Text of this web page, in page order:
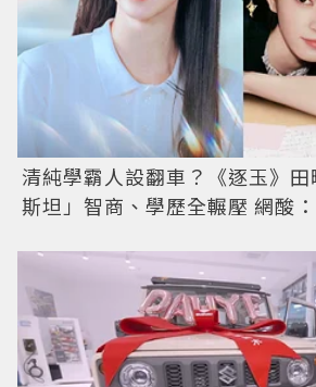
清純學霸人設翻車？《逐玉》
斯坦」智商、學歷全輾壓 網酸